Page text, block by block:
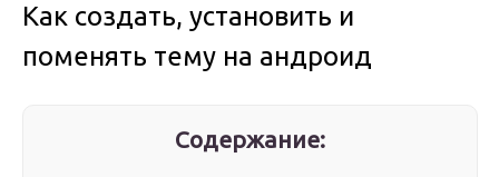
Как создать, установить и
поменять тему на андроид
Содержание: